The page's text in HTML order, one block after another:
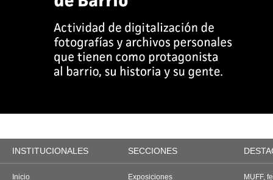
INSTITUCIONALES SECCIONES
Inicio
Exposiciones
MUFF,